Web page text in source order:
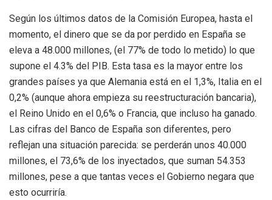
Según los últimos datos de la Comisión Europea, hasta el
momento, el dinero que se da por perdido en España se
eleva a 48.000 millones, (el 77% de todo lo metido) lo que
supone el 4.3% del PIB. Esta tasa es la mayor entre los
grandes países ya que Alemania está en el 1,3%, Italia en el
0,2% (aunque ahora empieza su reestructuración bancaria),
el Reino Unido en el 0,6% o Francia, que incluso ha ganado.
Las cifras del Banco de España son diferentes, pero
reflejan una situación parecida: se perderán unos 40.000
millones, el 73,6% de los inyectados, que suman 54.353
millones, pese a que tantas veces el Gobierno negara que
esto ocurriría.